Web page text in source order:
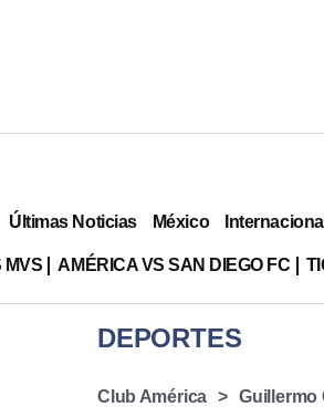
Últimas Noticias México Internacional
MVS AMÉRICA VS SAN DIEGO FC
DEPORTES
Club América Guillermo